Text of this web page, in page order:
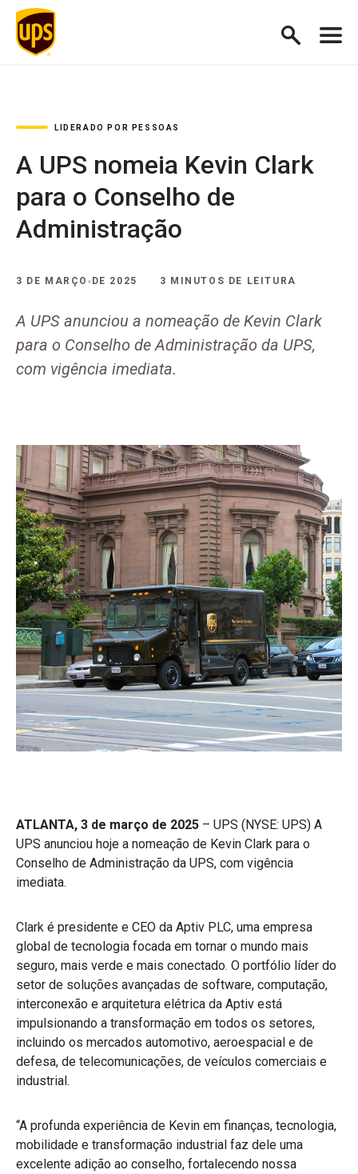
LIDERADO POR PESSOAS
A UPS nomeia Kevin Clark
para o Conselho de
Administração
3 DE MARÇO DE 2025 3 MINUTOS DE LEITURA
A UPS anunciou a nomeação de Kevin Clark
para o Conselho de Administração da UPS,
com vigência imediata.
ATLANTA, 3 de março de 2025 – UPS (NYSE: UPS) A
UPS anunciou hoje a nomeação de Kevin Clark para o
Conselho de Administração da UPS, com vigência
imediata.
Clark é presidente e CEO da Aptiv PLC, uma empresa
global de tecnologia focada em tornar o mundo mais
seguro, mais verde e mais conectado. O portfólio líder do
setor de soluções avançadas de software, computação,
interconexão e arquitetura elétrica da Aptiv está
impulsionando a transformação em todos os setores,
incluindo os mercados automotivo, aeroespacial e de
defesa, de telecomunicações, de veículos comerciais e
industrial.
“A profunda experiência de Kevin em finanças, tecnologia,
mobilidade e transformação industrial faz dele uma
excelente adição ao conselho, fortalecendo nossa